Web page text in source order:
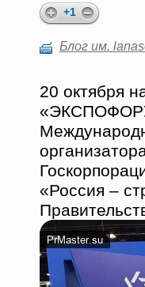
+1
Блог им.
20 октября
«Россия –